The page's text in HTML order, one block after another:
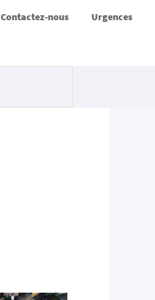
Contactez-nous Urgences